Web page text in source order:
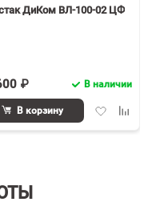
ДиКом ВЛ-100-02 ЦФ
₽ В наличии
Добавить
В корзину